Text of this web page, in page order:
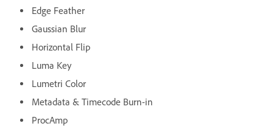
Edge Feather
Gaussian Blur
Horizontal Flip
Luma Key
Lumetri Color
Metadata & Timecode Burn-in
ProcAmp